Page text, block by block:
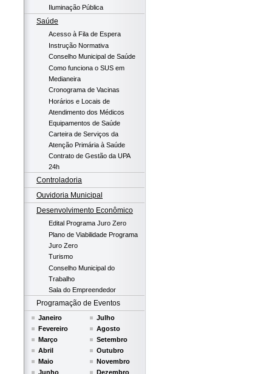
Iluminação Pública
Saúde
Acesso à Fila de Espera
Instrução Normativa
Conselho Municipal de Saúde
Como funciona o SUS em
Medianeira
Cronograma de Vacinas
Horários e Locais de
Atendimento dos Médicos
Equipamentos de Saúde
Carteira de Serviços da
Atenção Primária à Saúde
Contrato de Gestão da UPA
24h
Controladoria
Ouvidoria Municipal
Desenvolvimento Econômico
Edital Programa Juro Zero
Plano de Viabilidade Programa
Juro Zero
Turismo
Conselho Municipal do
Trabalho
Sala do Empreendedor
Programação de Eventos
Janeiro
Fevereiro
Março
Abril
Maio
Junho
Julho
Agosto
Setembro
Outubro
Novembro
Dezembro